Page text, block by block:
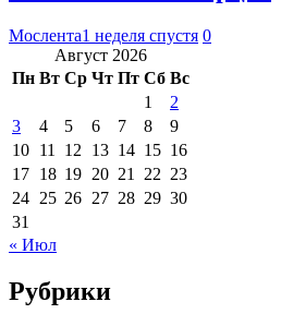
Мослента1 неделя спустя 0
Август 2026
Пн Вт Ср Чт Пт Сб Вс
1
2
3
4 5 6 7 8
9
10 11 12 13 14 15 16
17 18 19 20 21 22 23
24 25 26 27 28 29 30
31
« Июл
Рубрики